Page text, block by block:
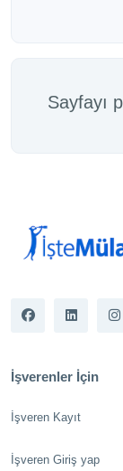
Sayfayı
İşverenler İçin
İşveren Kayıt
İşveren Giriş yap